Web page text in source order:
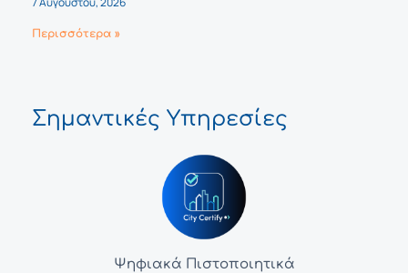
Περισσότερα »
Σημαντικές Υπηρεσίες
Ψηφιακά Πιστοποιητικά